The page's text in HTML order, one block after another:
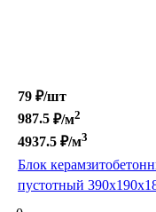
79 ₽/шт
987.5 ₽/м2
4937.5 ₽/м3
Блок
пустотный